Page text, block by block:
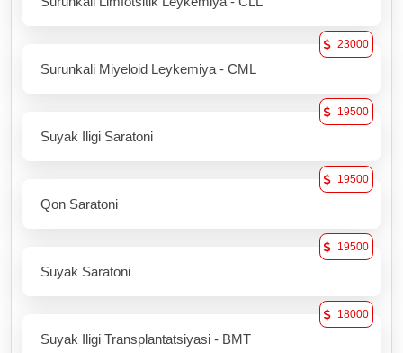
Surunkali Miyeloid Leykemiya - CML
23000
Suyak Iligi Saratoni
19500
Qon Saratoni
19500
Suyak Saratoni
19500
Suyak Iligi Transplantatsiyasi - BMT
18000